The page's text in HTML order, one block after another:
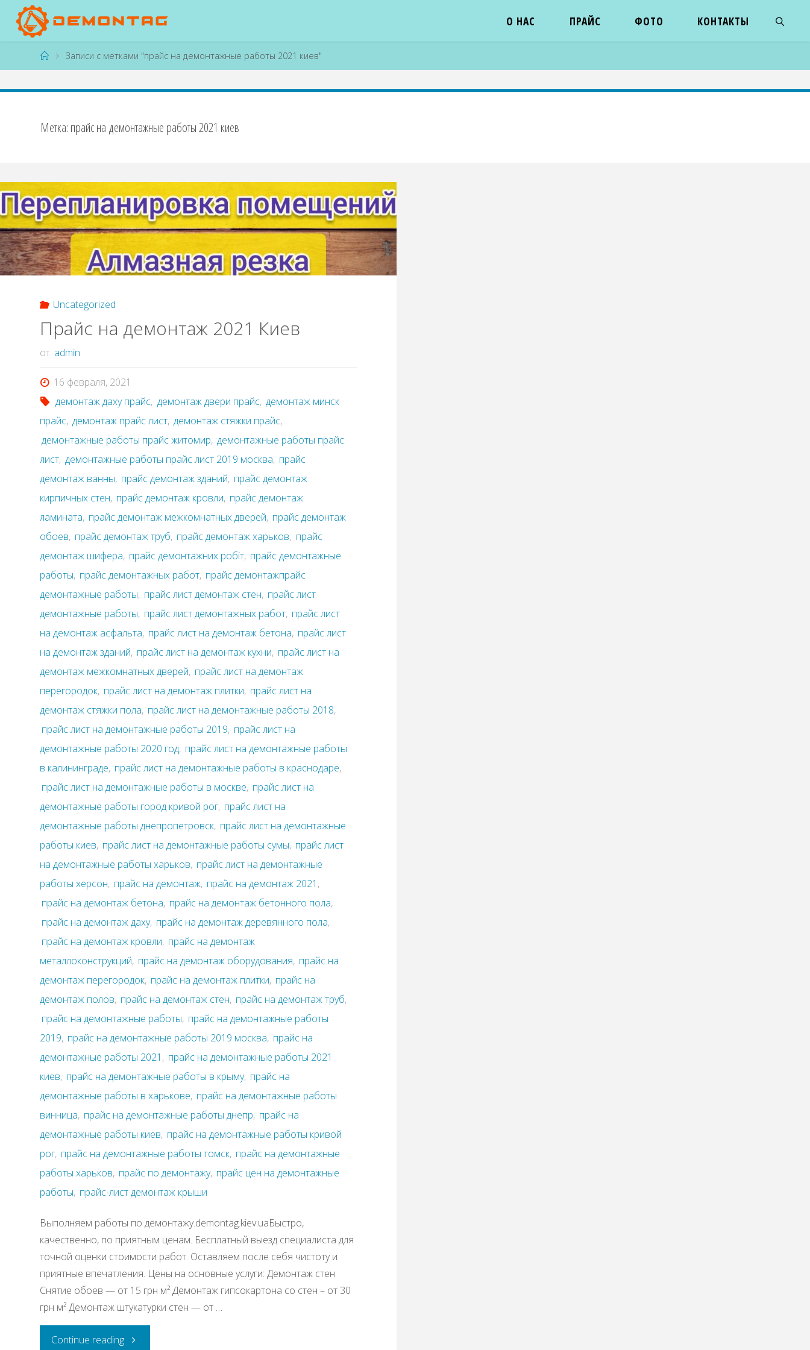
Перейти
содержимому
О НАС ПРАЙС ФОТО КОНТАКТЫ
ГлавнаяЗаписи с метками "прайс на демонтажные работы 2021 киев"
Метка: прайс на демонтажные работы 2021 киев
Uncategorized
Прайс на демонтаж 2021 Киев
от admin
16 февраля, 2021
демонтаж даху прайс, демонтаж двери прайс, демонтаж минск
прайс, демонтаж прайс лист, демонтаж стяжки прайс,
демонтажные работы прайс житомир, демонтажные работы прайс
лист, демонтажные работы прайс лист 2019 москва, прайс
демонтаж ванны, прайс демонтаж зданий, прайс демонтаж
кирпичных стен, прайс демонтаж кровли, прайс демонтаж
ламината, прайс демонтаж межкомнатных дверей, прайс демонтаж
обоев, прайс демонтаж труб, прайс демонтаж харьков, прайс
демонтаж шифера, прайс демонтажних робіт, прайс демонтажные
работы, прайс демонтажных работ, прайс демонтажпрайс
демонтажные работы, прайс лист демонтаж стен, прайс лист
демонтажные работы, прайс лист демонтажных работ, прайс лист
на демонтаж асфальта, прайс лист на демонтаж бетона, прайс лист
на демонтаж зданий, прайс лист на демонтаж кухни, прайс лист на
демонтаж межкомнатных дверей, прайс лист на демонтаж
перегородок, прайс лист на демонтаж плитки, прайс лист на
демонтаж стяжки пола, прайс лист на демонтажные работы 2018,
прайс лист на демонтажные работы 2019, прайс лист на
демонтажные работы 2020 год, прайс лист на демонтажные работы
в калининграде, прайс лист на демонтажные работы в краснодаре,
прайс лист на демонтажные работы в москве, прайс лист на
демонтажные работы город кривой рог, прайс лист на
демонтажные работы днепропетровск, прайс лист на демонтажные
работы киев, прайс лист на демонтажные работы сумы, прайс лист
на демонтажные работы харьков, прайс лист на демонтажные
работы херсон, прайс на демонтаж, прайс на демонтаж 2021 ,
прайс на демонтаж бетона, прайс на демонтаж бетонного пола,
прайс на демонтаж даху, прайс на демонтаж деревянного пола,
прайс на демонтаж кровли, прайс на демонтаж
металлоконструкций, прайс на демонтаж оборудования, прайс на
демонтаж перегородок, прайс на демонтаж плитки, прайс на
демонтаж полов, прайс на демонтаж стен, прайс на демонтаж труб,
прайс на демонтажные работы, прайс на демонтажные работы
2019, прайс на демонтажные работы 2019 москва, прайс на
демонтажные работы 2021 , прайс на демонтажные работы 2021
киев, прайс на демонтажные работы в крыму, прайс на
демонтажные работы в харькове, прайс на демонтажные работы
винница, прайс на демонтажные работы днепр, прайс на
демонтажные работы киев, прайс на демонтажные работы кривой
рог, прайс на демонтажные работы томск, прайс на демонтажные
работы харьков, прайс по демонтажу, прайс цен на демонтажные
работы, прайс-лист демонтаж крыши
Выполняем работы по демонтажу.demontag.kiev.uaБыстро,
качественно, по приятным ценам. Бесплатный выезд специалиста для
точной оценки стоимости работ. Оставляем после себя чистоту и
приятные впечатления. Цены на основные услуги: Демонтаж стен
Снятие обоев — от 15 грн м² Демонтаж гипсокартона со стен – от 30
грн м² Демонтаж штукатурки стен — от …
Continue reading"Прайс